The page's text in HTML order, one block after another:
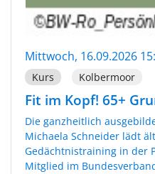
Mittwoch, 16.09.2026
Kurs Kolbermoor
Fit im Kopf! 65+
Die ganzheitlich
Michaela Schneider lädt
Gedächtnistraining in der
Mitglied im